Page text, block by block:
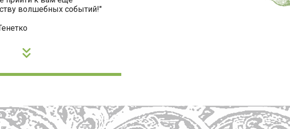
волшебных событий!"